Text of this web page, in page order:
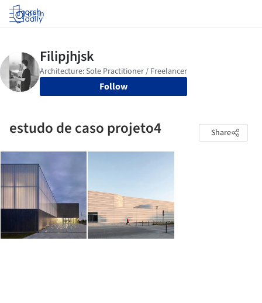
Log in
Follow
estudo de caso projeto4 Share